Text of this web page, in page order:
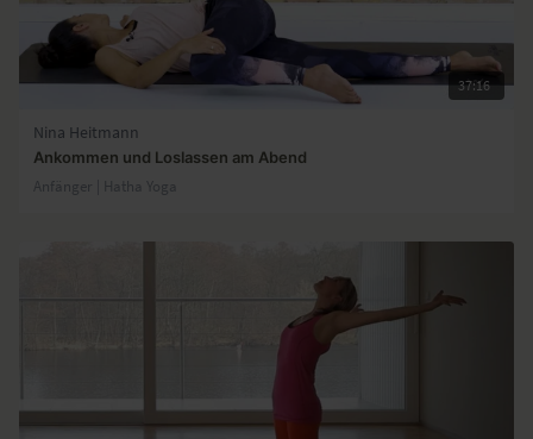
37:16
Nina Heitmann
Ankommen und Loslassen am Abend
Anfänger | Hatha Yoga